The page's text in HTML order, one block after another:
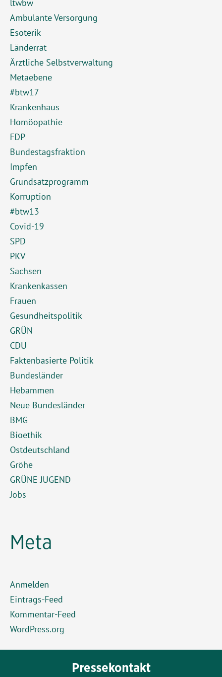
Ambulante Versorgung
Esoterik
Länderrat
Ärztliche Selbstverwaltung
Metaebene
#btw17
Krankenhaus
Homöopathie
FDP
Bundestagsfraktion
Impfen
Grundsatzprogramm
Korruption
#btw13
Covid-19
SPD
PKV
Sachsen
Krankenkassen
Frauen
Gesundheitspolitik
GRÜN
CDU
Faktenbasierte Politik
Bundesländer
Hebammen
Neue Bundesländer
BMG
Bioethik
Ostdeutschland
Gröhe
GRÜNE JUGEND
Jobs
Meta
Anmelden
Eintrags-Feed
Kommentar-Feed
WordPress.org
Pressekontakt